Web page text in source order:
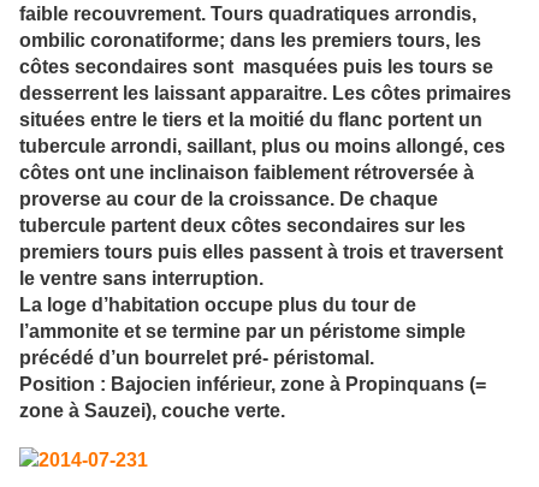
faible recouvrement. Tours quadratiques arrondis,
ombilic coronatiforme; dans les premiers tours, les
côtes secondaires sont masquées puis les tours se
desserrent les laissant apparaitre. Les côtes primaires
situées entre le tiers et la moitié du flanc portent un
tubercule arrondi, saillant, plus ou moins allongé, ces
côtes ont une inclinaison faiblement rétroversée à
proverse au cour de la croissance. De chaque
tubercule partent deux côtes secondaires sur les
premiers tours puis elles passent à trois et traversent
le ventre sans interruption.
La loge d’habitation occupe plus du tour de
l’ammonite et se termine par un péristome simple
précédé d’un bourrelet pré- péristomal.
Position : Bajocien inférieur, zone à Propinquans (=
zone à Sauzei), couche verte.